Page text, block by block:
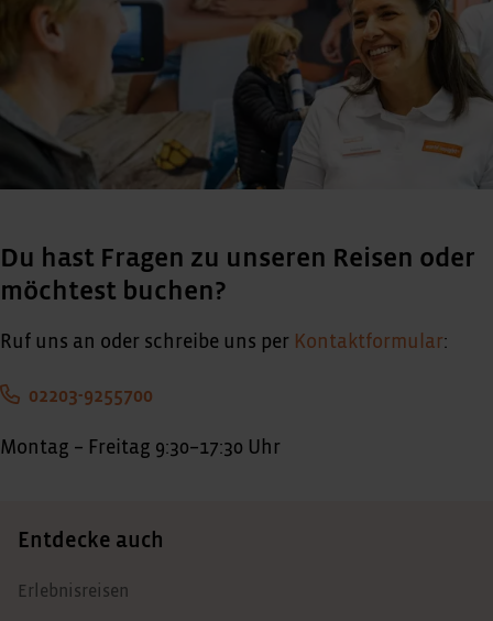
Du hast Fragen zu unseren Reisen oder
möchtest buchen?
Ruf uns an oder schreibe uns per Kontaktformular:
02203-9255700
Montag – Freitag 9:30–17:30 Uhr
Entdecke auch
Erlebnisreisen